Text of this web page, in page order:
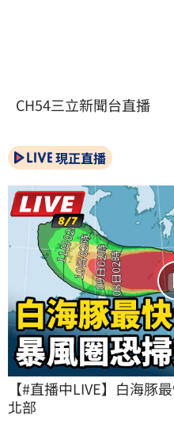
CH54三立新聞台直播
現正直播
【#直播中LIVE】白海豚
北部